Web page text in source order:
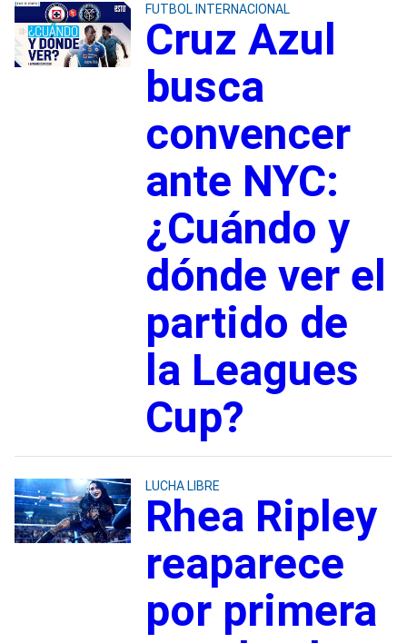
FUTBOL INTERNACIONAL
Cruz Azul
busca
convencer
ante NYC:
¿Cuándo y
dónde ver el
partido de
la Leagues
Cup?
LUCHA LIBRE
Rhea Ripley
reaparece
por primera